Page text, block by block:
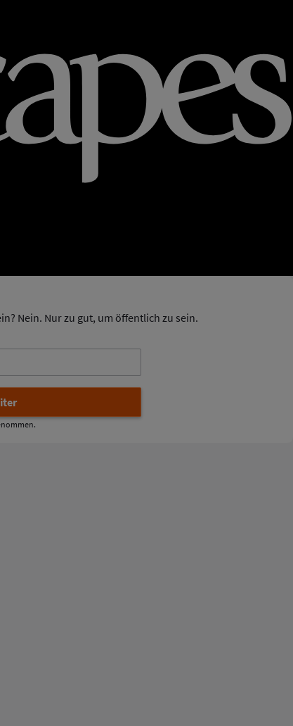
Nein. Nur zu gut, um öffentlich zu sein.